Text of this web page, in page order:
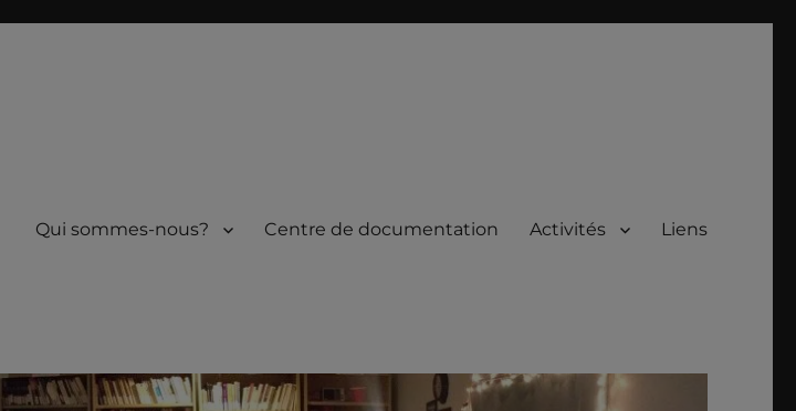
Qui sommes-nous? Centre de documentation Activités Liens